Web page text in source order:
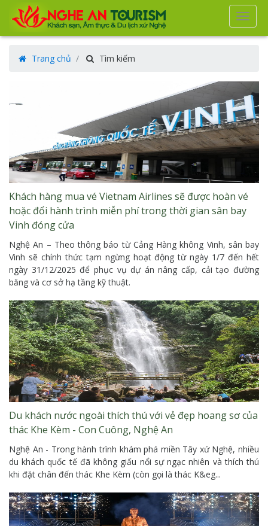
Trang chủ Tìm kiếm
Khách hàng mua vé Vietnam Airlines sẽ được hoàn vé
hoặc đổi hành trình miễn phí trong thời gian sân bay
Vinh đóng cửa
Nghệ An – Theo thông báo từ Cảng Hàng không Vinh, sân bay
Vinh sẽ chính thức tạm ngừng hoạt động từ ngày 1/7 đến hết
ngày 31/12/2025 để phục vụ dự án nâng cấp, cải tạo đường
băng và cơ sở hạ tầng kỹ thuật.
Du khách nước ngoài thích thú với vẻ đẹp hoang sơ của
thác Khe Kèm - Con Cuông, Nghệ An
Nghệ An - Trong hành trình khám phá miền Tây xứ Nghệ, nhiều
du khách quốc tế đã không giấu nổi sự ngạc nhiên và thích thú
khi đặt chân đến thác Khe Kèm (còn gọi là thác K&eg...